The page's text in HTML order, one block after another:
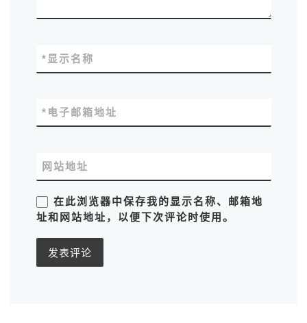
显示名称
*
电子邮箱地址
*
网站地址
在此浏览器中保存我的显示名称、邮箱地
址和网站地址，以便下次评论时使用。